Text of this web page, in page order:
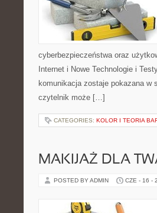
cyberbezpieczeństwa oraz
Internet i Nowe Technologie i
komunikacja zostaje pokazana w
czytelnik może […]
CATEGORIES: KOLOR I TEORIA
MAKIJAŻ DLA
POSTED BY ADMIN CZE - 16 -